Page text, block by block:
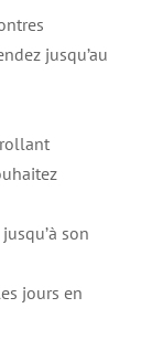
jusqu’au
son
jours en